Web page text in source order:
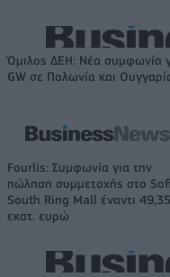
Όμιλος ΔΕΗ: Νέα συμφωνία
GW σε Πολωνία και
Fourlis: Συμφωνία για την
πώληση συμμετοχής στο
South Ring Mall έναντι 49,35
εκατ. ευρώ